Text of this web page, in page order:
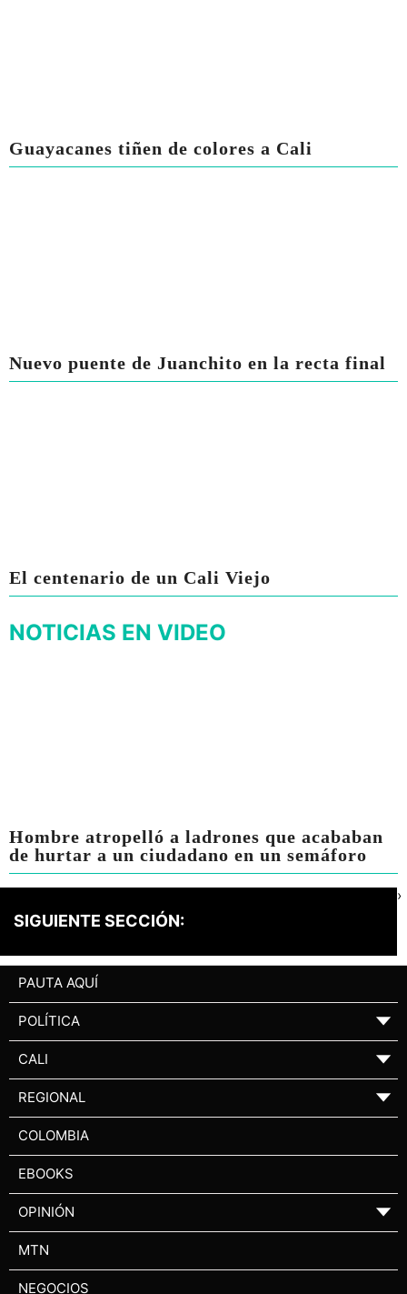
Guayacanes tiñen de colores a Cali
Nuevo puente de Juanchito en la recta final
El centenario de un Cali Viejo
NOTICIAS EN VIDEO
Hombre atropelló a ladrones que acababan
de hurtar a un ciudadano en un semáforo
SIGUIENTE SECCIÓN:
›
PAUTA AQUÍ
POLÍTICA ▼
CALI ▼
REGIONAL ▼
COLOMBIA
EBOOKS
OPINIÓN ▼
MTN
NEGOCIOS